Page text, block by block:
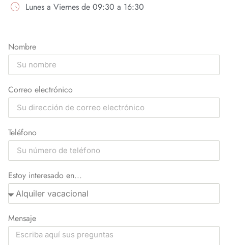
Lunes a Viernes de 09:30 a 16:30
Nombre
Correo electrónico
Teléfono
Estoy interesado en...
Mensaje